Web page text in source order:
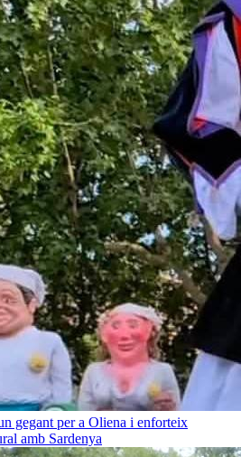
gegant per a Oliena i enforteix
amb Sardenya